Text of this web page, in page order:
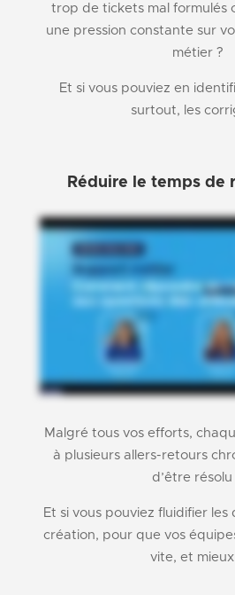
trop de tickets mal formulés
une pression constante sur
métier ?
Et si vous pouviez en
surtout, les
Réduire le temps de
Malgré tous vos efforts,
à plusieurs allers-retours
d’être résolu
Et si vous pouviez fluidifier
création, pour que vos
vite, et mieux